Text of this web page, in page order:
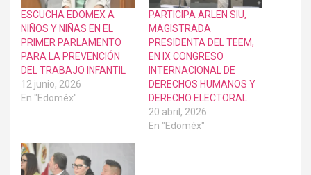
ESCUCHA EDOMEX A
NIÑOS Y NIÑAS EN EL
PRIMER PARLAMENTO
PARA LA PREVENCIÓN
DEL TRABAJO INFANTIL
12 junio, 2026
En "Edoméx"
PARTICIPA ARLEN SIU,
MAGISTRADA
PRESIDENTA DEL TEEM,
EN IX CONGRESO
INTERNACIONAL DE
DERECHOS HUMANOS Y
DERECHO ELECTORAL
20 abril, 2026
En "Edoméx"